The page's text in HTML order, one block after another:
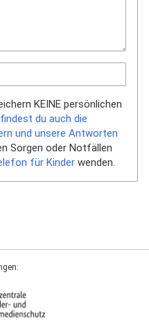
KEINE persönlichen
du auch die
und unsere Antworten
Sorgen oder Notfällen
für Kinder wenden.